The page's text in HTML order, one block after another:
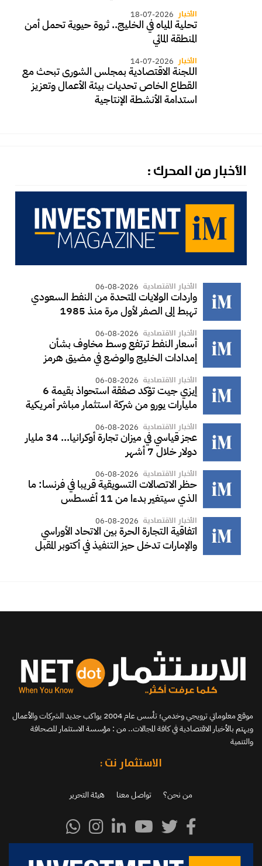
الأخبار 18-07-2026
تحلية المياه في الخليج.. ثروة حيوية تحمل أمن
المنطقة المائي
الأخبار 14-07-2026
اللجنة الاقتصادية بمجلس الشورى تبحث مع
القطاع الخاص تحديات بيئة الأعمال وتعزيز
استدامة الأنشطة الإنتاجية
الأخبار من المحرك :
الأخبار الاقتصادية 06-08-2026
واردات الولايات المتحدة من النفط السعودي
تهبط إلى الصفر لأول مرة منذ 1985
الأخبار الاقتصادية 06-08-2026
أسعار النفط ترتفع وسط مخاوف بشأن
إمدادات الخليج والوضع في مضيق هرمز
الأخبار الاقتصادية 06-08-2026
إيزي جيت تؤكد صفقة استحواذ بقيمة 6
مليارات يورو من شركة استثمار مباشر أمريكية
الأخبار الاقتصادية 06-08-2026
عجز قياسي في ميزان تجارة أوكرانيا... 34 مليار
دولار خلال 7 أشهر
الأخبار الاقتصادية 06-08-2026
حظر الاتصالات التسويقية قريبا في فرنسا: ما
الذي سيتغير بدءا من 11 أغسطس
الأخبار الاقتصادية 06-08-2026
اتفاقية التجارة الحرة بين الاتحاد الأوراسي
والإمارات تدخل حيز التنفيذ في أكتوبر المقبل
موقع معلوماتي ترويجي وخدمي؛ تأسس عام 2004 يواكب جديد الشركات والأعمال
ويهتم بالأخبار الاقتصادية في كافة المجالات.. من : مؤسسة الاستثمار للصحافة
والتنمية
الاستثمار نت :
من نحن؟ تواصل معنا هيئة التحرير